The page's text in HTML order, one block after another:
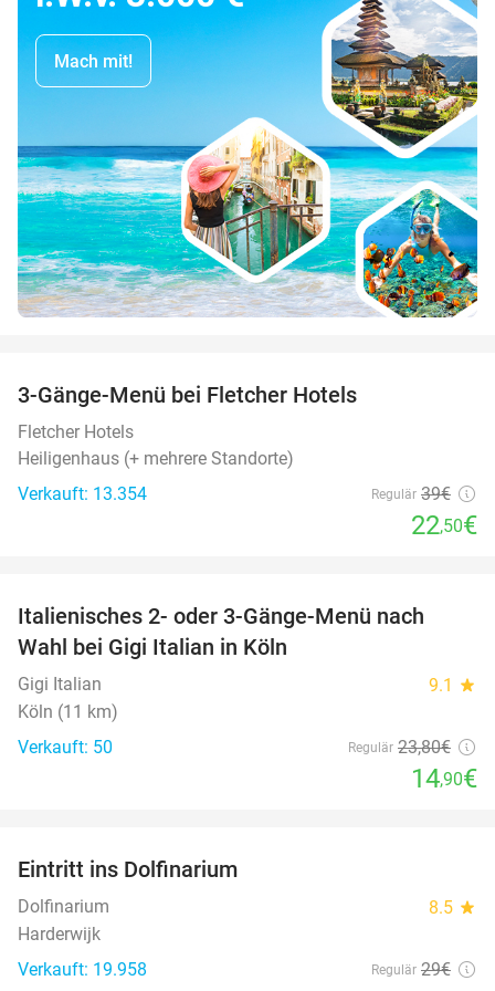
Mach mit!
3-Gänge-Menü bei Fletcher Hotels
Fletcher Hotels
Heiligenhaus (+ mehrere Standorte)
Verkauft: 13.354
Regulär 39€
22,50€
Italienisches 2- oder 3-Gänge-Menü nach
Wahl bei Gigi Italian in Köln
Gigi Italian 9.1 star
Köln (11 km)
Verkauft: 50
Regulär 23,80€
14,90€
Eintritt ins Dolfinarium
Dolfinarium 8.5 star
Harderwijk
Verkauft: 19.958
Regulär 29€